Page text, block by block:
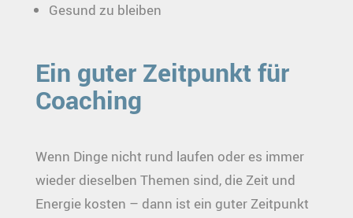
Gesund zu bleiben
Ein guter Zeitpunkt für
Coaching
Wenn Dinge nicht rund laufen oder es immer
wieder dieselben Themen sind, die Zeit und
Energie kosten – dann ist ein guter Zeitpunkt